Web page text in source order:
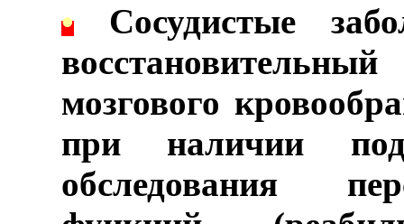
• Сосудистые
мозгового
при наличии
обследования